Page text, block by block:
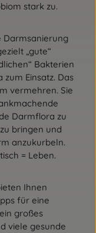
stark zu.
Darmsanierung
„gute“
Bakterien
Einsatz. Das
vermehren. Sie
Darmflora zu
bringen und
anzukurbeln.
= Leben.
Ihnen
für eine
großes
viele gesunde